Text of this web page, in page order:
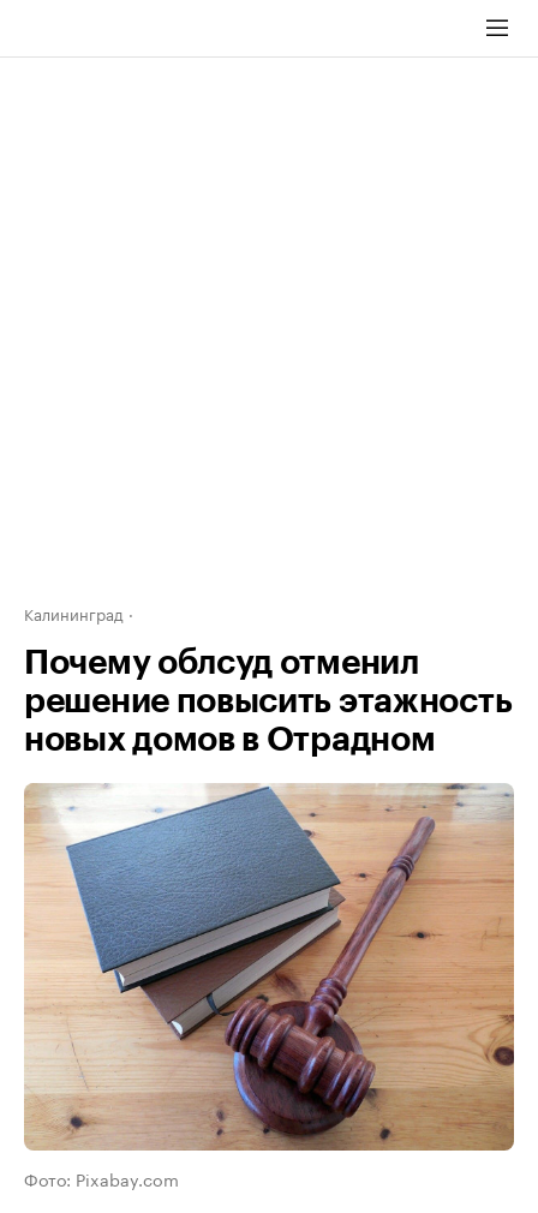
Калининград
Почему облсуд отменил
решение повысить этажность
новых домов в Отрадном
Фото: Pixabay.com